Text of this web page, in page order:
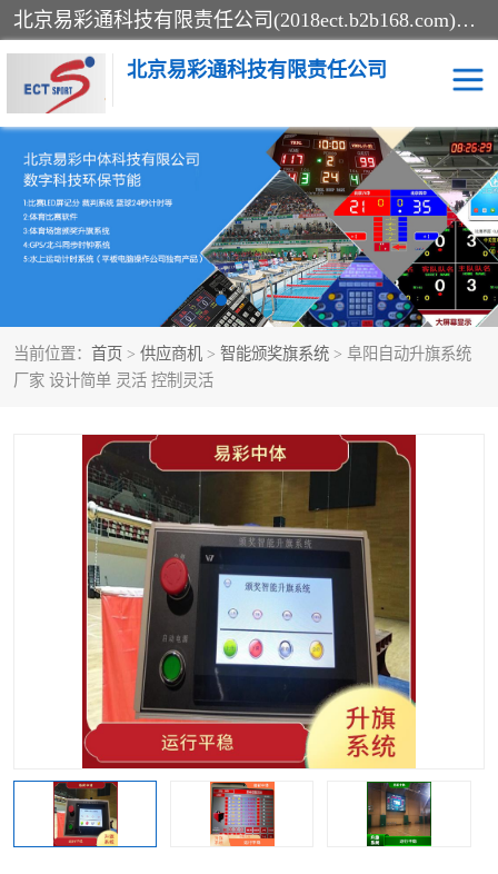
北京易彩通科技有限责任公司(2018ect.b2b168.com)主要提供陕西计时记分系统，全国统一热线：15611947915.北京易彩通科技有限责任公司有一支长期从事智能控制系统研发的高素质的队伍，具有嵌入式系统，视频系统、通信系统、网络系统，体育计时系统的知识和技能。强力打造体育比赛计时计分系统、智能升降旗系统、标准时钟系统、赛事编排及信息发布系统，为用户提供较新的，较廉价的，应用解决方案。
北京易彩通科技有限责任公司
当前位置： 首页 > 供应商机 > 智能颁奖旗系统 > 阜阳自动升旗系统
厂家 设计简单 灵活 控制灵活
记分系统 游泳计时系统
智能颁奖旗系统 GPS同步时钟系统
计时计分及成绩处理系统 计时记分系统
体育场馆影像采集回放系 游泳馆水下摄影采集救生